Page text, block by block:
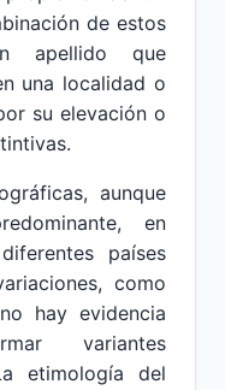
de estos
apellido que
una localidad o
su elevación o
aunque
en
países
como
hay evidencia
variantes
etimología del